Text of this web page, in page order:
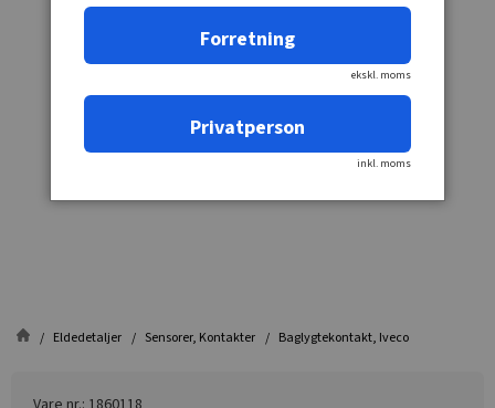
Eldedetaljer Sensorer, Kontakter Baglygtekontakt, Iveco
Forretning
ekskl. moms
Privatperson
inkl. moms